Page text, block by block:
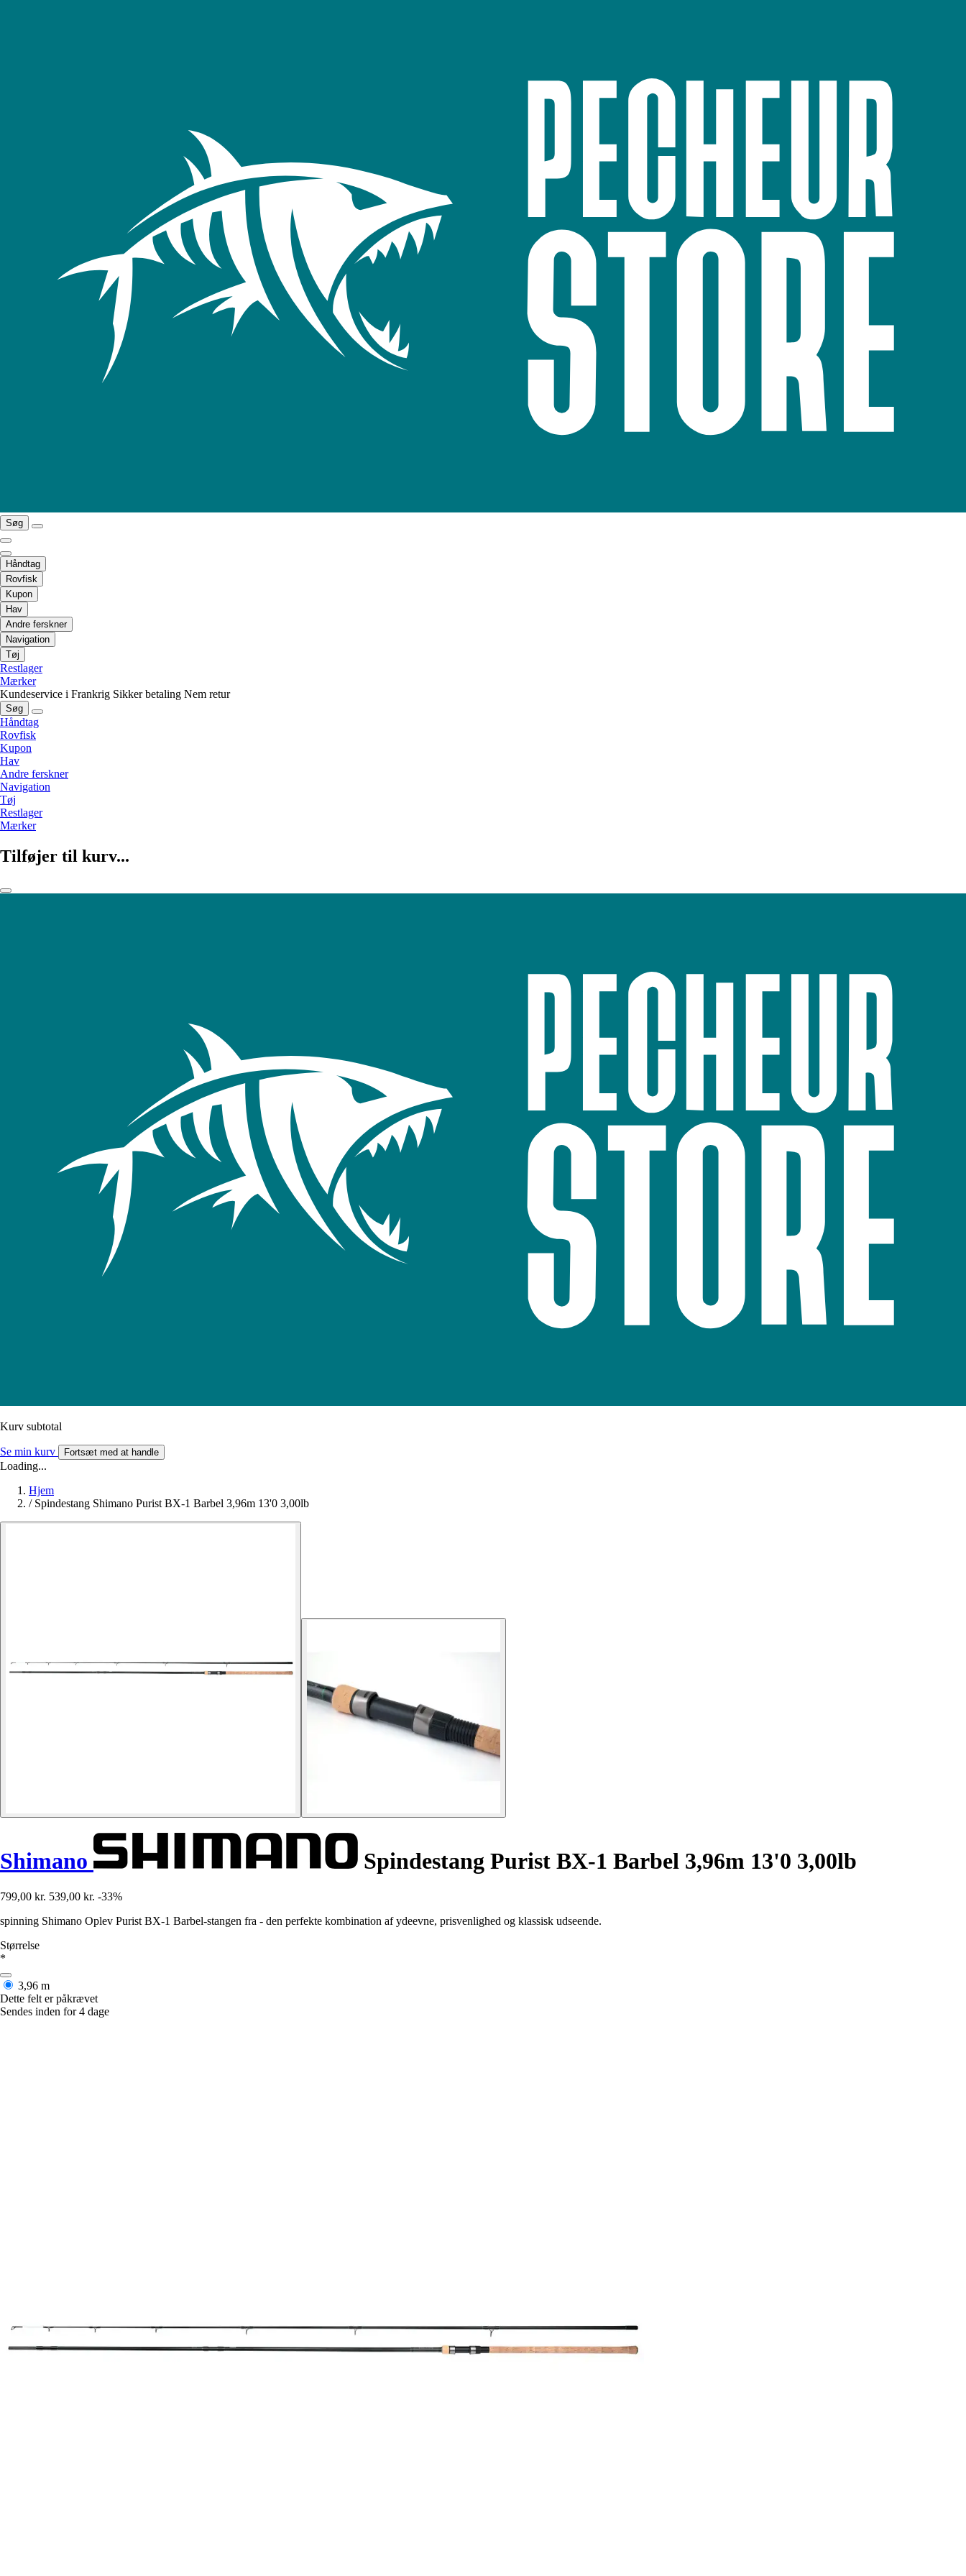
Søg
Håndtag
Rovfisk
Kupon
Hav
Andre ferskner
Navigation
Tøj
Restlager
Mærker
Kundeservice i Frankrig Sikker betaling Nem retur
Søg
Håndtag
Rovfisk
Kupon
Hav
Andre ferskner
Navigation
Tøj
Restlager
Mærker
Tilføjer til kurv...
Kurv subtotal
Se min kurv Fortsæt med at handle
Loading...
Hjem
/ Spindestang Shimano Purist BX-1 Barbel 3,96m 13'0 3,00lb
Shimano Spindestang Purist BX-1 Barbel 3,96m 13'0 3,00lb
799,00 kr. 539,00 kr. -33%
spinning Shimano Oplev Purist BX-1 Barbel-stangen fra - den perfekte kombination af ydeevne, prisvenlighed og klassisk udseende.
Størrelse
*
3,96 m
Dette felt er påkrævet
Sendes inden for 4 dage